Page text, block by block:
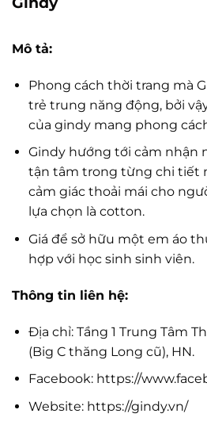
Mô tả:
Phong cách thời trang mà
trẻ trung năng động, bởi
của gindy mang phong
Gindy hướng tới cảm nhận
tận tâm trong từng chi tiết
cảm giác thoải mái cho
lựa chọn là cotton.
Giá để sở hữu một em áo
hợp với học sinh sinh viên.
Thông tin liên hệ:
Địa chỉ: Tầng 1 Trung Tâm
(Big C thăng Long cũ), HN.
Facebook: https://
Website: https://gindy.vn/